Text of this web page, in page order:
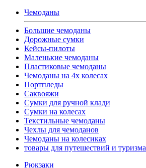
Чемоданы
Большие чемоданы
Дорожные сумки
Кейсы-пилоты
Маленькие чемоданы
Пластиковые чемоданы
Чемоданы на 4х колесах
Портпледы
Саквояжи
Сумки для ручной клади
Сумки на колесах
Текстильные чемоданы
Чехлы для чемоданов
Чемоданы на колесиках
товары для путешествий и туризма
Рюкзаки